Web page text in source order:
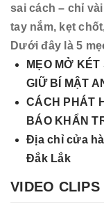
sai cách – chỉ
tay nắm, kẹt
Dưới đây là 5
MẸO MỞ
GIỮ BÍ MẬT
CÁCH PHÁT
BÁO KHẨN
Địa chỉ cửa
Đắk Lắk
VIDEO CLIPS